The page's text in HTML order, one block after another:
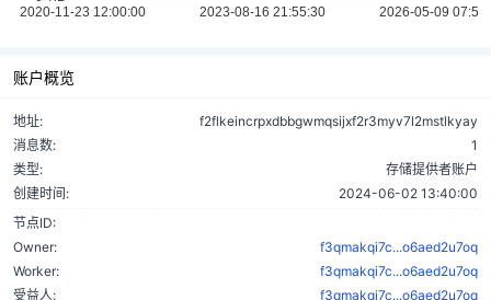
账户概览
地址:
f2flkeincrpxdbbgwmqsijxf2r3myv7l2mstlkyay
消息数:
1
类型:
存储提供者账户
创建时间:
2024-06-02 13:40:00
节点ID:
Owner:
f3qmakqi7c...o6aed2u7oq
Worker:
f3qmakqi7c...o6aed2u7oq
受益人:
f3qmakqi7c...o6aed2u7oq